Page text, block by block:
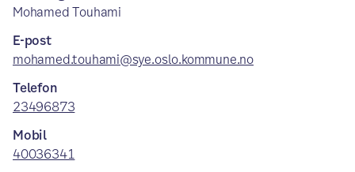
Mohamed Touhami
E-post
mohamed.touhami@sye.oslo.kommune.no
Telefon
23496873
Mobil
40036341